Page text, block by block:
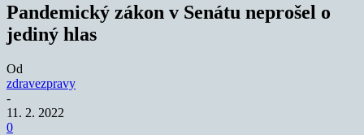
Pandemický zákon v Senátu neprošel o
jediný hlas
Od
zdravezpravy
-
11. 2. 2022
0